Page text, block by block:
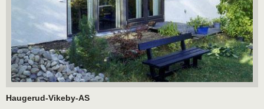
Haugerud-Vikeby-AS